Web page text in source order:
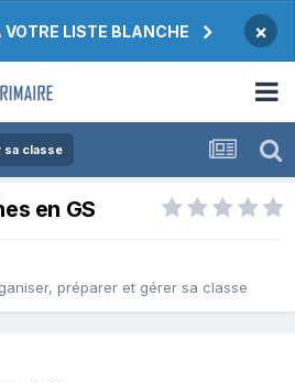
LISTE BLANCHE ×
sa classe
en GS
préparer et gérer sa classe